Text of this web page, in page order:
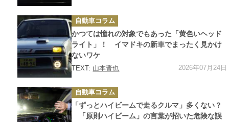
カ
テ
ゴ
リ
ー
自動車コラム
かつては憧れの対象でもあった「黄色いヘッド
ライト」！ イマドキの新車でまったく見かけ
ないワケ
TEXT: 山本晋也 2026年07月24日
カ
テ
ゴ
リ
自動車コラム
「ずっとハイビームで走るクルマ」多くない？
「原則ハイビーム」の言葉が招いた危険な誤